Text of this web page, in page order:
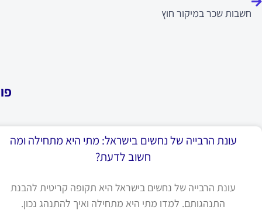
חשבות שכר במיקור חוץ
עונת הרבייה של נחשים בישראל: מתי היא מתחילה ומה
חשוב לדעת?
עונת הרבייה של נחשים בישראל היא תקופה קריטית להבנת
התנהגותם. למדו מתי היא מתחילה ואיך להתנהג נכון.